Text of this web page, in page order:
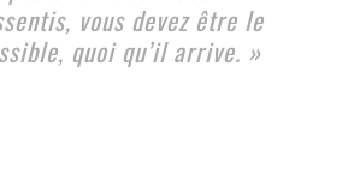
vous devez être le
quoi qu’il arrive. »